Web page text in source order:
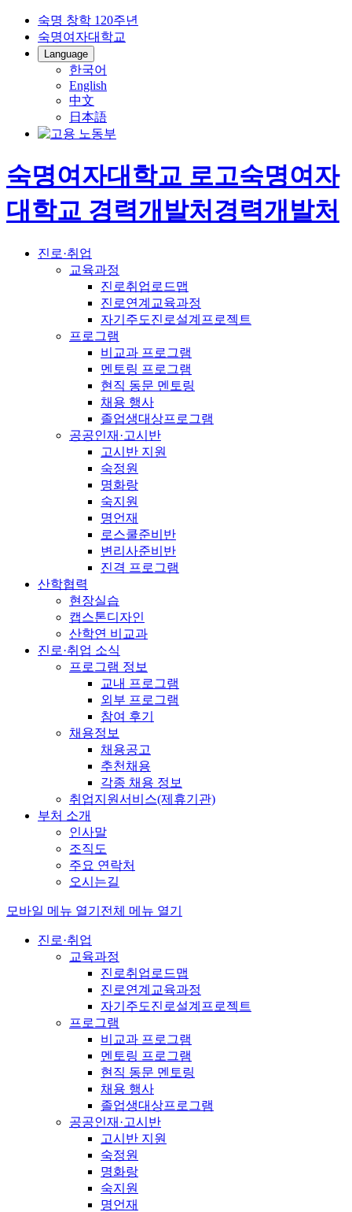
숙명 창학 120주년
숙명여자대학교
Language
한국어
English
中文
日本語
숙명여자대학교 로고숙명여자
대학교 경력개발처경력개발처
진로·취업
교육과정
진로취업로드맵
진로연계교육과정
자기주도진로설계프로젝트
프로그램
비교과 프로그램
멘토링 프로그램
현직 동문 멘토링
채용 행사
졸업생대상프로그램
공공인재·고시반
고시반 지원
숙정원
명화랑
숙지원
명언재
로스쿨준비반
변리사준비반
진격 프로그램
산학협력
현장실습
캡스톤디자인
산학연 비교과
진로·취업 소식
프로그램 정보
교내 프로그램
외부 프로그램
참여 후기
채용정보
채용공고
추천채용
각종 채용 정보
취업지원서비스(제휴기관)
부처 소개
인사말
조직도
주요 연락처
오시는길
모바일 메뉴 열기 전체 메뉴 열기
진로·취업
교육과정
진로취업로드맵
진로연계교육과정
자기주도진로설계프로젝트
프로그램
비교과 프로그램
멘토링 프로그램
현직 동문 멘토링
채용 행사
졸업생대상프로그램
공공인재·고시반
고시반 지원
숙정원
명화랑
숙지원
명언재